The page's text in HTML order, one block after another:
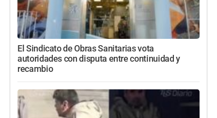
El Sindicato de Obras Sanitarias vota
autoridades con disputa entre continuidad y
recambio